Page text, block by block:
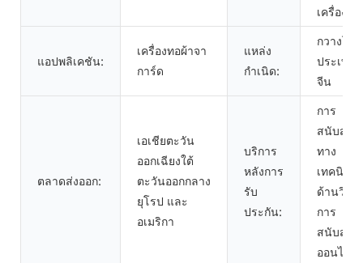
เครื่องถัก
แอปพลิเคชัน:
เครื่องทอผ้าจา
การ์ด
แหล่ง
กำเนิด:
กวางโจว
ประเทศ
จีน
ตลาดส่งออก:
เอเชียตะวัน
ออกเฉียงใต้
ตะวันออกกลาง
ยุโรป และ
อเมริกา
บริการ
หลังการ
รับ
ประกัน:
การ
สนับสนุน
ทาง
เทคนิค
ด้านวิดีโ
การ
สนับสนุน
ออนไลน์